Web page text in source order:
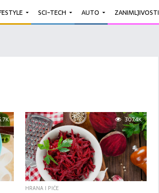
SCI-TECH AUTO ZANIMLJIVOSTI
307.4K
HRANA I PIĆE